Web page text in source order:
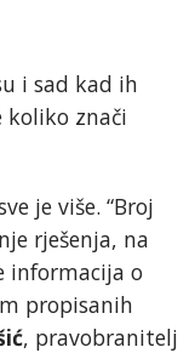
i sad kad ih
koliko znači
je više. “Broj
rješenja, na
informacija o
propisanih
, pravobranitelj